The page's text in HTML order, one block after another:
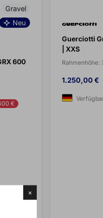
×
Gravel
Neu
600
€
Guerciotti
| XXS
Rahmenhöhe:
Preis
1.250,00 €